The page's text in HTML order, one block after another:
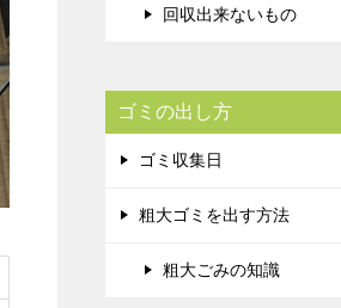
回収出来ないもの
ゴミの出し方
ゴミ収集日
粗大ゴミを出す方法
粗大ごみの知識